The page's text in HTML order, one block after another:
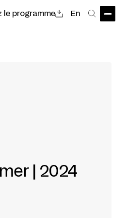
le programme En
| 2024